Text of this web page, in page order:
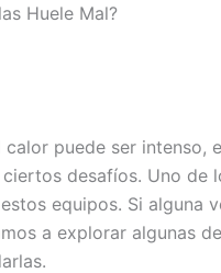
Huele Mal?
calor puede ser
desafíos. Uno de
equipos. Si alguna
a explorar algunas